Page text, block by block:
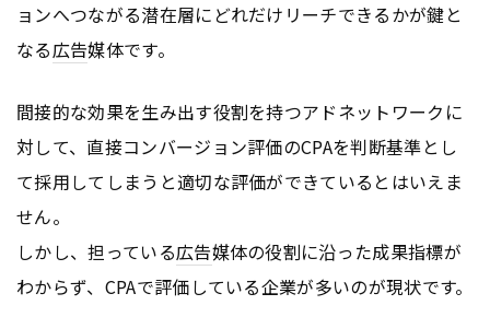
ョンへつながる潜在層にどれだけリーチできるかが鍵と
なる広告媒体です。
間接的な効果を生み出す役割を持つアドネットワークに
対して、直接コンバージョン評価のCPAを判断基準とし
て採用してしまうと適切な評価ができているとはいえま
せん。
しかし、担っている広告媒体の役割に沿った成果指標が
わからず、CPAで評価している企業が多いのが現状です。